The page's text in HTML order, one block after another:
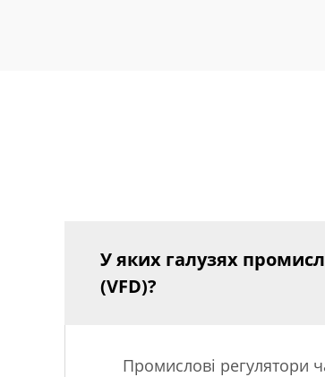
У яких галузях
(VFD)?
Промислові регулятори